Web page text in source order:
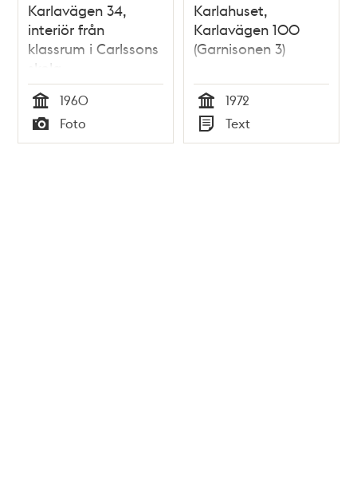
Karlavägen 34,
interiör från
klassrum i Carlssons
skola
Tid
1960
Typ
Foto
Karlahuset,
Karlavägen 100
(Garnisonen 3)
Tid
1972
Typ
Text